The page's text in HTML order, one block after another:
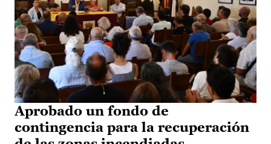
Aprobado un fondo de
contingencia para la recuperación